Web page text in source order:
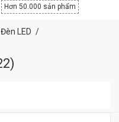
Hơn 50.000 sản phẩm
Đèn LED
)